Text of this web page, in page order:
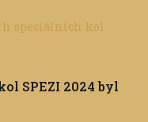
SPEZI 2024 byl